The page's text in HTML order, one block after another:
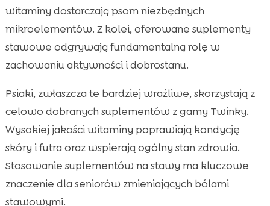
witaminy dostarczają psom niezbędnych
mikroelementów. Z kolei, oferowane suplementy
stawowe odgrywają fundamentalną rolę w
zachowaniu aktywności i dobrostanu.
Psiaki, zwłaszcza te bardziej wrażliwe, skorzystają z
celowo dobranych suplementów z gamy Twinky.
Wysokiej jakości witaminy poprawiają kondycję
skóry i futra oraz wspierają ogólny stan zdrowia.
Stosowanie suplementów na stawy ma kluczowe
znaczenie dla seniorów zmieniających bólami
stawowymi.